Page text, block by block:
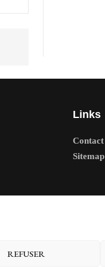
REFUSER
Links
Contact
Sitemap